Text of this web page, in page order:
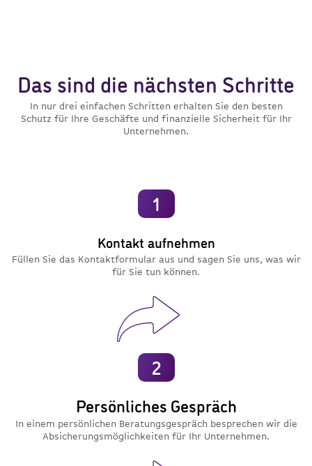
Das sind die nächsten Schritte
In nur drei einfachen Schritten erhalten Sie den besten
Schutz für Ihre Geschäfte und finanzielle Sicherheit für Ihr
Unternehmen.
1
Kontakt aufnehmen
Füllen Sie das Kontaktformular aus und sagen Sie uns, was wir
für Sie tun können.
2
Persönliches Gespräch
In einem persönlichen Beratungsgespräch besprechen wir die
Absicherungsmöglichkeiten für Ihr Unternehmen.